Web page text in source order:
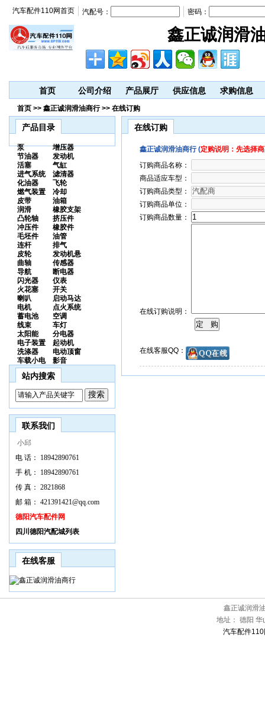
鑫正诚润滑
汽车配件110网首页 汽配号： 密码：
首页 公司介绍 产品展厅 供应信息 求购信息
首页 >> 鑫正诚润滑油商行 >> 在线订购
产品目录
泵
增压器
节油器
发动机
活塞
气缸
进气系统
滤清器
化油器
飞轮
燃气装置
冷却
皮带
油箱
润滑
橡胶支架
凸轮轴
挤压件
冲压件
橡胶件
毛坯件
油管
连杆
排气
皮轮
发动机悬
曲轴
传感器
导航
断电器
闪光器
仪表
火花塞
开关
喇叭
启动马达
电机
点火系统
蓄电池
空调
线束
车灯
太阳能
分电器
电子装置
起动机
洗涤器
电动顶窗
车载小电
影音
站内搜索
联系我们
小邱
电 话：
18942890761
手 机：
18942890761
传 真： 2821868
邮 箱： 421391421@qq.com
德阳汽车配件网
四川德阳汽配城列表
在线客服
在线订购
鑫正诚润滑油商行 (定购说明：先选择
订购商品名称：
商品适应车型：
订购商品类型：
订购商品单位：
订购商品数量：
在线订购说明：
在线客服QQ：
鑫正诚润滑
地址： 德阳 华
汽车配件